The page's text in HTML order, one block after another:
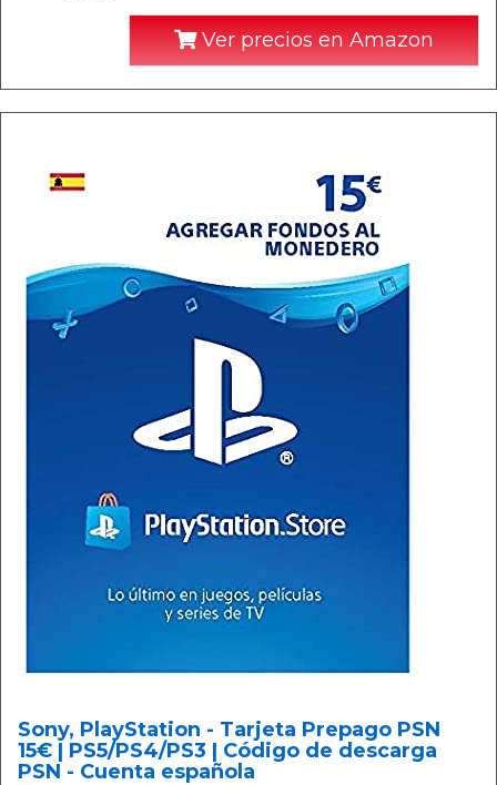
Ver precios en Amazon
Sony, PlayStation - Tarjeta Prepago PSN
15€ | PS5/PS4/PS3 | Código de descarga
PSN - Cuenta española